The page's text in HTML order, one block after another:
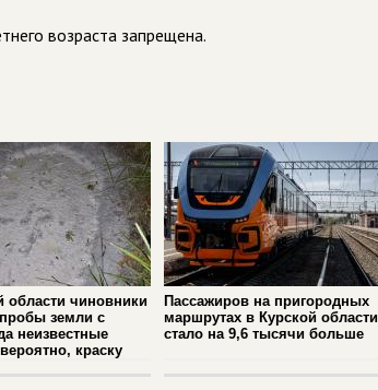
возраста запрещена.
области чиновники
земли с
неизвестные
краску
Пассажиров на пригородных
маршрутах в Курской области
стало на 9,6 тысячи больше